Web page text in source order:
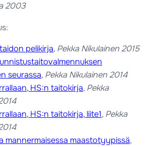
2003
pelikirja, Pekka Nikulainen 2015
seurassa, Pekka Nikulainen 2014
HS:n taitokirja, Pekka
HS:n taitokirja, liite1, Pekka
mannermaisessa maastotyypissä,